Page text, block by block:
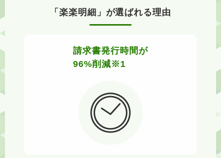
「楽楽明細」が選ばれる理由
請求書発行時間が
96%削減※1